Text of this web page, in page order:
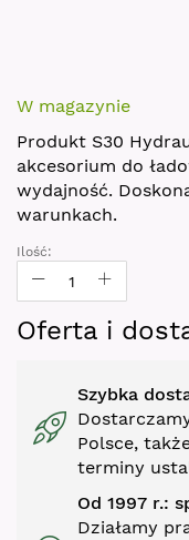
to
beginning
of
the
images
gallery
W magazynie
Produkt S30
akcesorium do
wydajność.
warunkach.
Ilość:
Oferta i
Szybka
Polsce,
terminy
Od 1997 r.:
Działamy